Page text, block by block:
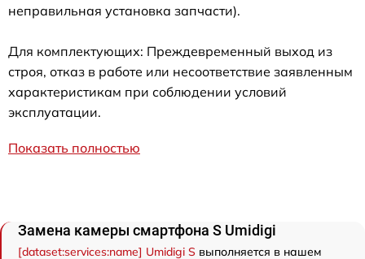
неправильная установка запчасти).
Для комплектующих: Преждевременный выход из
строя, отказ в работе или несоответствие заявленным
характеристикам при соблюдении условий
эксплуатации.
Показать полностью
Замена камеры смартфона S Umidigi
[dataset:services:name] Umidigi S выполняется в нашем